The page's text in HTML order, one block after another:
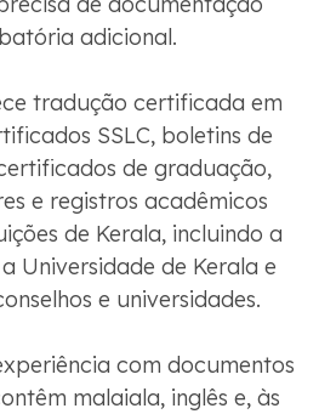
adicional.
tradução certificada em
SSLC, boletins de
de graduação,
e registros acadêmicos
de Kerala, incluindo a
Universidade de Kerala e
e universidades.
com documentos
malaiala, inglês e, às